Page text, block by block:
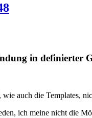
in definierter
auch die Templates,
ich meine nicht die